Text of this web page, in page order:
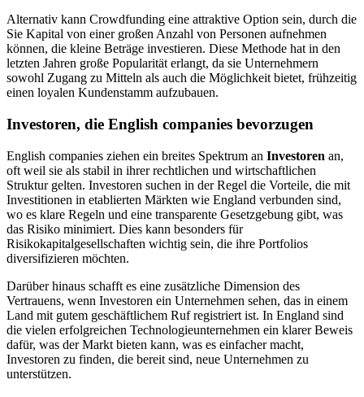
Alternativ kann Crowdfunding eine attraktive Option sein, durch die
Sie Kapital von einer großen Anzahl von Personen aufnehmen
können, die kleine Beträge investieren. Diese Methode hat in den
letzten Jahren große Popularität erlangt, da sie Unternehmern
sowohl Zugang zu Mitteln als auch die Möglichkeit bietet, frühzeitig
einen loyalen Kundenstamm aufzubauen.
Investoren, die English companies bevorzugen
English companies ziehen ein breites Spektrum an Investoren an,
oft weil sie als stabil in ihrer rechtlichen und wirtschaftlichen
Struktur gelten. Investoren suchen in der Regel die Vorteile, die mit
Investitionen in etablierten Märkten wie England verbunden sind,
wo es klare Regeln und eine transparente Gesetzgebung gibt, was
das Risiko minimiert. Dies kann besonders für
Risikokapitalgesellschaften wichtig sein, die ihre Portfolios
diversifizieren möchten.
Darüber hinaus schafft es eine zusätzliche Dimension des
Vertrauens, wenn Investoren ein Unternehmen sehen, das in einem
Land mit gutem geschäftlichem Ruf registriert ist. In England sind
die vielen erfolgreichen Technologieunternehmen ein klarer Beweis
dafür, was der Markt bieten kann, was es einfacher macht,
Investoren zu finden, die bereit sind, neue Unternehmen zu
unterstützen.